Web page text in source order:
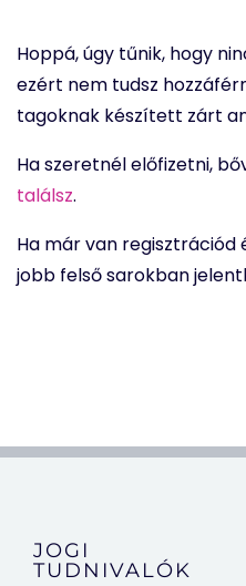
Hoppá, úgy tűnik, hogy
ezért nem tudsz
tagoknak készített zárt
Ha szeretnél előfizetni,
találsz.
Ha már van regisztrációd
jobb felső sarokban
JOGI
TUDNIVALÓK